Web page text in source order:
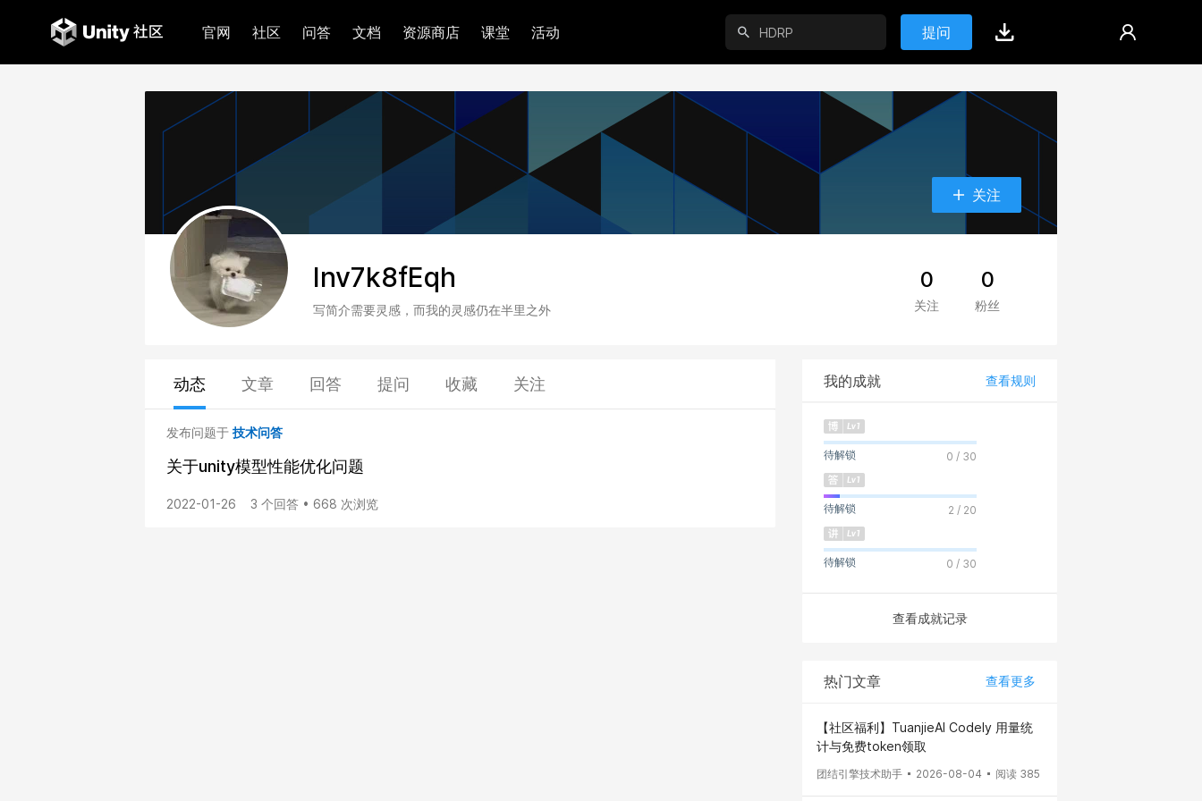
官网 社区 问答 文档 资源商店 课堂 活动 提问
关注
Inv7k8fEqh
写简介需要灵感，而我的灵感仍在半里之外
0
关注
0
粉丝
动态 文章 回答 提问 收藏 关注
发布问题于 技术问答
关于unity模型性能优化问题
2022-01-26 3 个回答 • 668 次浏览
我的成就 查看规则
待解锁 0 / 30
待解锁 2 / 20
待解锁 0 / 30
查看成就记录
热门文章 查看更多
【社区福利】TuanjieAI Codely 用量统
计与免费token领取
团结引擎技术助手 2026-08-04 阅读 385